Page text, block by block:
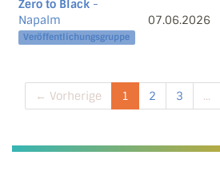
Zero to Black -
Napalm
Veröffentlichungsgruppe
07.06.2026
← Vorherige 1 2 3 ...